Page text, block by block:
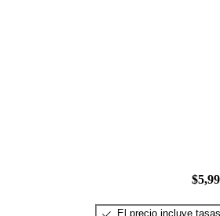
El precio incluye tasas